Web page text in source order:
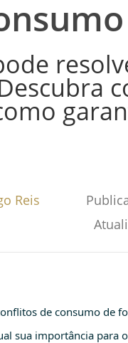
Reis
de consumo de
sua importância para